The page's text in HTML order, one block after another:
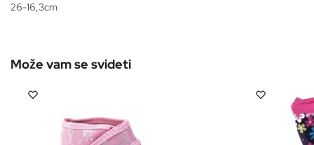
26-16,3cm